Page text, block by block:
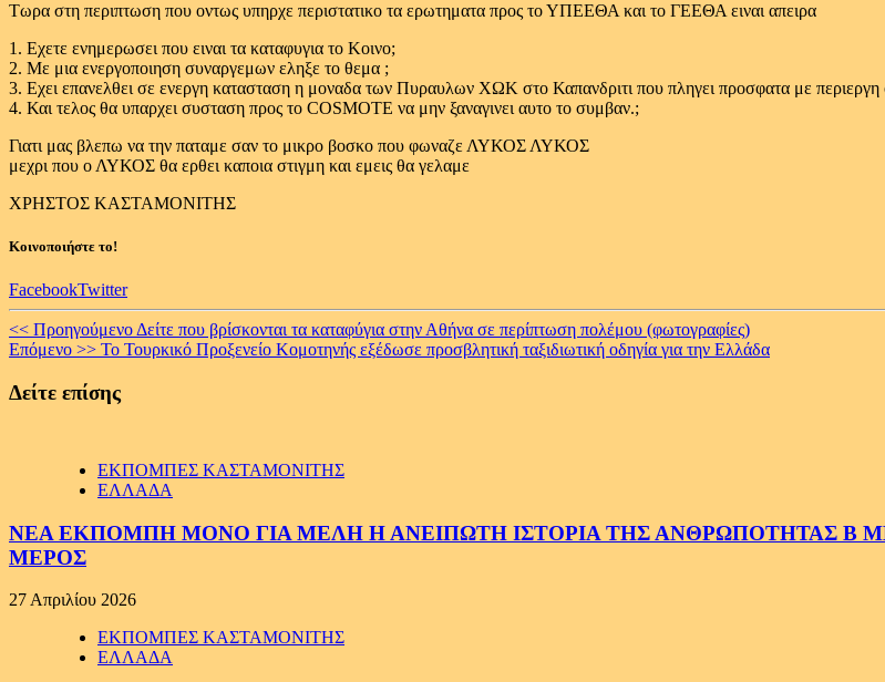
Τωρα στη περιπτωση που οντως υπηρχε περιστατικο τα ερωτηματα προς το ΥΠΕΕΘΑ και το ΓΕΕΘΑ ειναι απειρα
1. Εχετε ενημερωσει που ειναι τα καταφυγια το Κοινο;
2. Με μια ενεργοποιηση συναργεμων εληξε το θεμα ;
3. Εχει επανελθει σε ενεργη κατασταση η μοναδα των Πυραυλων ΧΩΚ στο Καπανδριτι που πληγει προσφατα με περιεργη
4. Και τελος θα υπαρχει συσταση προς το COSMOTE να μην ξαναγινει αυτο το συμβαν.;
Γιατι μας βλεπω να την παταμε σαν το μικρο βοσκο που φωναζε ΛΥΚΟΣ ΛΥΚΟΣ
μεχρι που ο ΛΥΚΟΣ θα ερθει καποια στιγμη και εμεις θα γελαμε
ΧΡΗΣΤΟΣ ΚΑΣΤΑΜΟΝΙΤΗΣ
Κοινοποιήστε το!
FacebookTwitter
Continue
Reading
<< Προηγούμενο Δείτε που βρίσκονται τα καταφύγια στην Αθήνα σε περίπτωση πολέμου (φωτογραφίες)
Επόμενο >> Το Τουρκικό Προξενείο Κομοτηνής εξέδωσε προσβλητική ταξιδιωτική οδηγία για την Ελλάδα
Δείτε επίσης
ΕΚΠΟΜΠΕΣ ΚΑΣΤΑΜΟΝΙΤΗΣ
ΕΛΛΑΔΑ
ΝΕΑ ΕΚΠΟΜΠΗ ΜΟΝΟ ΓΙΑ ΜΕΛΗ Η ΑΝΕΙΠΩΤΗ ΙΣΤΟΡΙΑ ΤΗΣ ΑΝΘΡΩΠΟΤΗΤΑΣ Β
ΜΕΡΟΣ
27 Απριλίου 2026
ΕΚΠΟΜΠΕΣ ΚΑΣΤΑΜΟΝΙΤΗΣ
ΕΛΛΑΔΑ